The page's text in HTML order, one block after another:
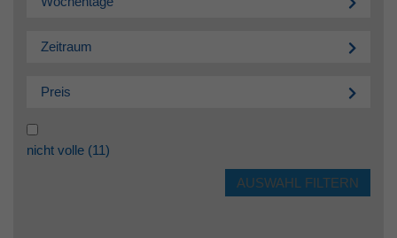
Zeitraum
Preis
nicht volle (11)